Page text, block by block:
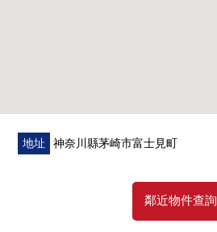
地址 神奈川縣茅崎市富士見町
鄰近物件查詢